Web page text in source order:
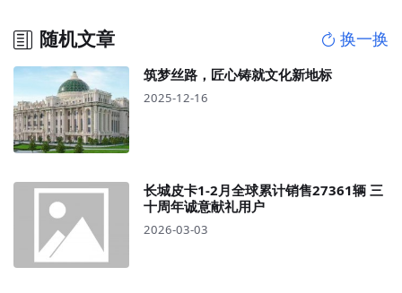
随机文章 换一换
筑梦丝路，匠心铸就文化新地标
2025-12-16
长城皮卡1-2月全球累计销售27361辆 三
十周年诚意献礼用户
2026-03-03